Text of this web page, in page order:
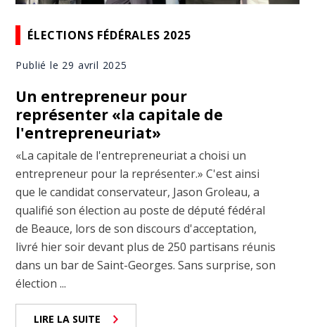
ÉLECTIONS FÉDÉRALES 2025
Publié le 29 avril 2025
Un entrepreneur pour
représenter «la capitale de
l'entrepreneuriat»
«La capitale de l'entrepreneuriat a choisi un
entrepreneur pour la représenter.» C'est ainsi
que le candidat conservateur, Jason Groleau, a
qualifié son élection au poste de député fédéral
de Beauce, lors de son discours d'acceptation,
livré hier soir devant plus de 250 partisans réunis
dans un bar de Saint-Georges. Sans surprise, son
élection ...
LIRE LA SUITE